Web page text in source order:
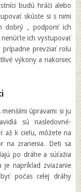
budú hráči alebo
skúste si s nimi
dobrý , podporiť ich
ich vystupovať
prevziať rolu
výkony a nakoniec
úpravami si ju
sú nasledovné-
až k cieľu, môžete na
na zranenia. Deti sa
po dráhe a súťažia
napríklad zviazanie
počas celej dráhy